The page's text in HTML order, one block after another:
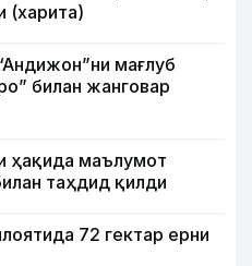
(харита)
мағлуб
билан жанговар
ҳақида маълумот
таҳдид қилди
72 гектар ерни